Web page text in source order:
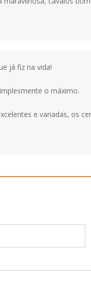
já fiz na vida!
o máximo.
e variadas, os